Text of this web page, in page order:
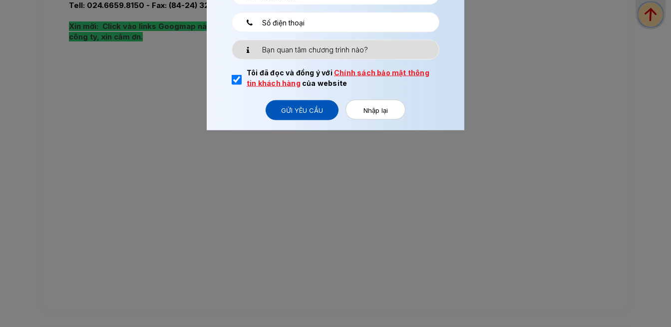
Tell: 024.6659.8150 - Fax: (84-24) 3212 368
Xin mời: Click vào links Googmap này, sẽ đưa bạn tới
công ty, xin cảm ơn.
Tôi đã đọc và đồng ý với Chính sách bảo mật thông
tin khách hàng của website
GỬI YÊU CẦU Nhập lại